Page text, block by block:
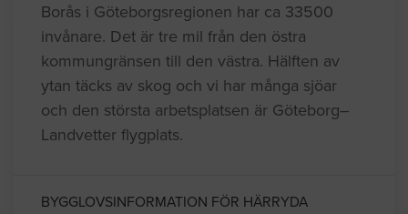
Borås i Göteborgsregionen har ca 33500
invånare. Det är tre mil från den östra
kommungränsen till den västra. Hälften av
ytan täcks av skog och vi har många sjöar
och den största arbetsplatsen är Göteborg–
Landvetter flygplats.
BYGGLOVSINFORMATION FÖR HÄRRYDA